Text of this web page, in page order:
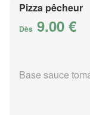
Pizza pêcheur
Dès 9.00 €
Base sauce